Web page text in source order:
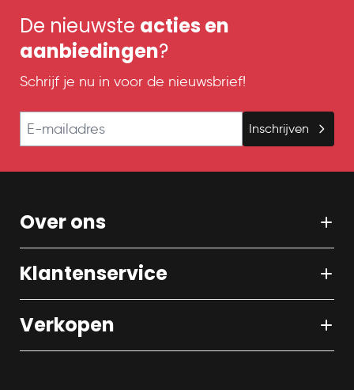
De nieuwste acties en
aanbiedingen?
Schrijf je nu in voor de nieuwsbrief!
Inschrijven
Over ons
Klantenservice
Verkopen